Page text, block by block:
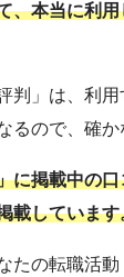
、本当に利
判」は、利
るので、確か
に掲載中の
載しています
たの転職活